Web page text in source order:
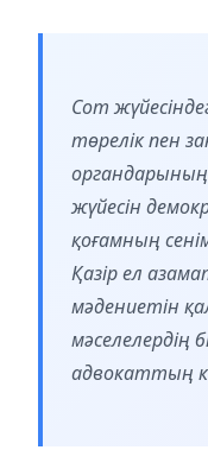
Сот
төрелік пен
жүйесін
қоғамның
Қазір ел
мәдениетін
мәселелердің
адвокаттың